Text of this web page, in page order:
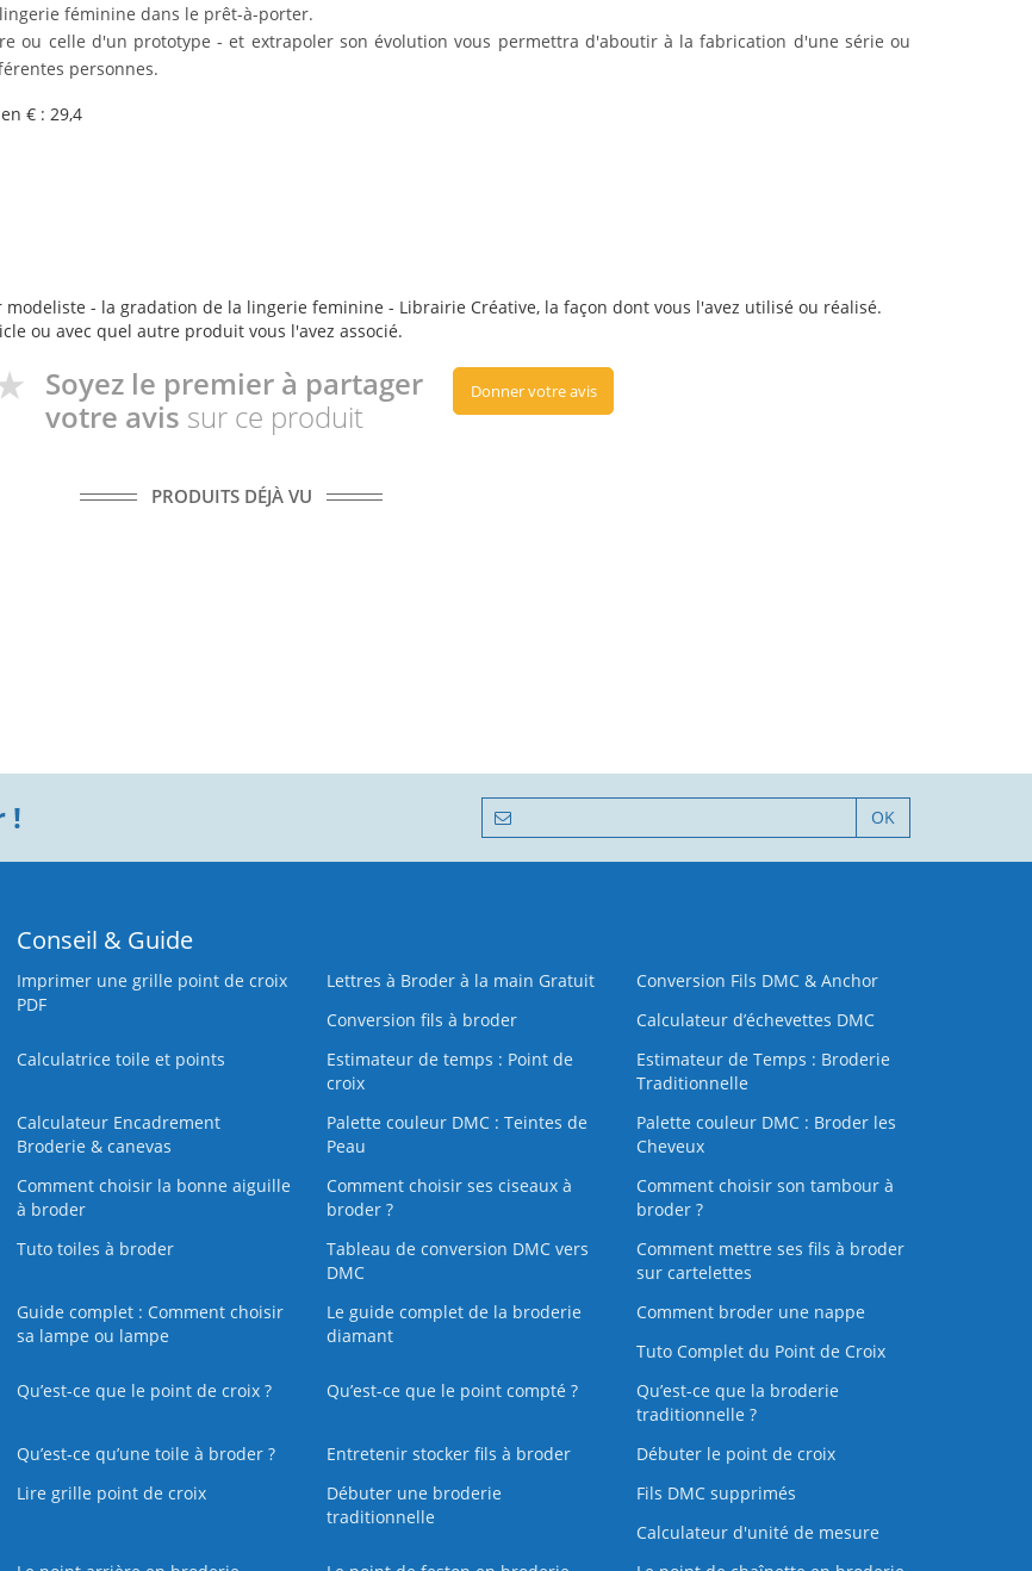
féminine dans le prêt-à-porter.
ou celle d'un prototype - et extrapoler son évolution vous permettra d'aboutir à la fabrication d'une série ou
personnes.
€ : 29,4
- la gradation de la lingerie feminine - Librairie Créative, la façon dont vous l'avez utilisé ou réalisé.
ou avec quel autre produit vous l'avez associé.
Soyez le premier à partager
votre avis sur ce produit
Donner votre avis
PRODUITS DÉJÀ VU
! OK
Conseil & Guide
Imprimer une grille point de croix
PDF
Lettres à Broder à la main Gratuit
Conversion Fils DMC & Anchor
Conversion fils à broder
Calculateur d’échevettes DMC
Calculatrice toile et points
Estimateur de temps : Point de
croix
Estimateur de Temps : Broderie
Traditionnelle
Calculateur Encadrement
Broderie & canevas
Palette couleur DMC : Teintes de
Peau
Palette couleur DMC : Broder les
Cheveux
Comment choisir la bonne aiguille
à broder
Comment choisir ses ciseaux à
broder ?
Comment choisir son tambour à
broder ?
Tuto toiles à broder
Tableau de conversion DMC vers
DMC
Comment mettre ses fils à broder
sur cartelettes
Guide complet : Comment choisir
sa lampe ou lampe
Le guide complet de la broderie
diamant
Comment broder une nappe
Tuto Complet du Point de Croix
Qu’est-ce que le point de croix ?
Qu’est-ce que le point compté ?
Qu’est-ce que la broderie
traditionnelle ?
Qu’est‑ce qu’une toile à broder ?
Entretenir stocker fils à broder
Débuter le point de croix
Lire grille point de croix
Débuter une broderie
traditionnelle
Fils DMC supprimés
Calculateur d'unité de mesure